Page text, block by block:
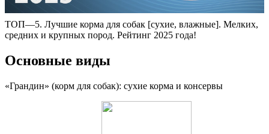
ТОП—5. Лучшие корма для собак [сухие, влажные]. Мелких,
средних и крупных пород. Рейтинг 2025 года!
Основные виды
«Грандин» (корм для собак): сухие корма и консервы